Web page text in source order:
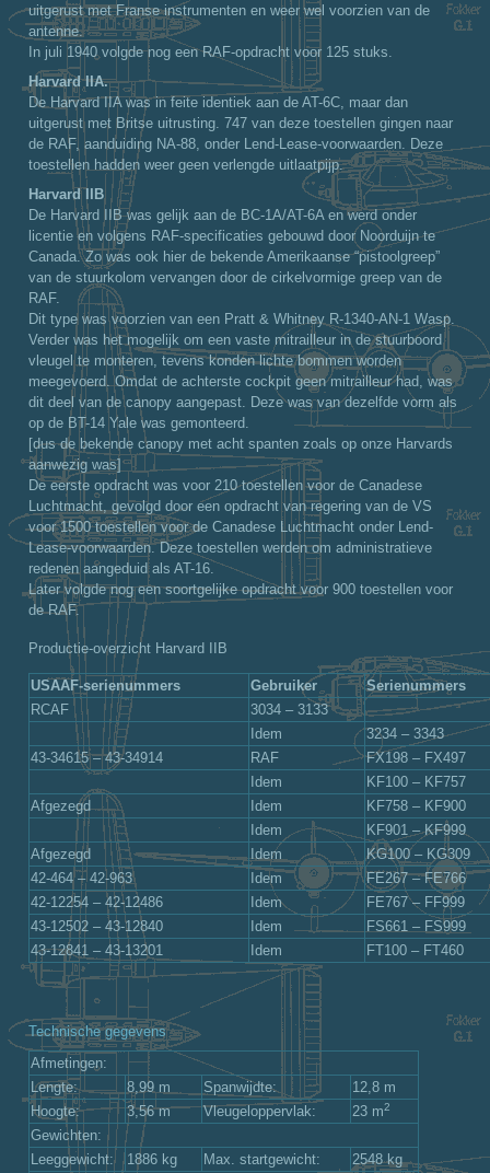
uitgerust met Franse instrumenten en weer wel voorzien van de
antenne.
In juli 1940 volgde nog een RAF-opdracht voor 125 stuks.
Harvard IIA.
De Harvard IIA was in feite identiek aan de AT-6C, maar dan
uitgerust met Britse uitrusting. 747 van deze toestellen gingen naar
de RAF, aanduiding NA-88, onder Lend-Lease-voorwaarden. Deze
toestellen hadden weer geen verlengde uitlaatpijp.
Harvard IIB
De Harvard IIB was gelijk aan de BC-1A/AT-6A en werd onder
licentie en volgens RAF-specificaties gebouwd door Noorduijn te
Canada. Zo was ook hier de bekende Amerikaanse “pistoolgreep”
van de stuurkolom vervangen door de cirkelvormige greep van de
RAF.
Dit type was voorzien van een Pratt & Whitney R-1340-AN-1 Wasp.
Verder was het mogelijk om een vaste mitrailleur in de stuurboord
vleugel te monteren, tevens konden lichte bommen worden
meegevoerd. Omdat de achterste cockpit geen mitrailleur had, was
dit deel van de canopy aangepast. Deze was van dezelfde vorm als
op de BT-14 Yale was gemonteerd.
[dus de bekende canopy met acht spanten zoals op onze Harvards
aanwezig was]
De eerste opdracht was voor 210 toestellen voor de Canadese
Luchtmacht, gevolgd door een opdracht van regering van de VS
voor 1500 toestellen voor de Canadese Luchtmacht onder Lend-
Lease-voorwaarden. Deze toestellen werden om administratieve
redenen aangeduid als AT-16.
Later volgde nog een soortgelijke opdracht voor 900 toestellen voor
de RAF.
Productie-overzicht Harvard IIB
USAAF-serienummers Gebruiker
Serienummers
RCAF
3034 – 3133
Idem
3234 – 3343
43-34615 – 43-34914
RAF
FX198 – FX497
Idem
KF100 – KF757
Afgezegd
Idem
KF758 – KF900
Idem
KF901 – KF999
Afgezegd
Idem
KG100 – KG309
42-464 – 42-963
Idem
FE267 – FE766
42-12254 – 42-12486
Idem
FE767 – FF999
43-12502 – 43-12840
Idem
FS661 – FS999
43-12841 – 43-13201
Idem FT100 – FT460
Technische gegevens
Afmetingen:
Lengte:
8,99 m Spanwijdte:
12,8 m
Hoogte:
3,56 m Vleugeloppervlak: 23 m2
Gewichten:
Leeggewicht:
1886 kg Max. startgewicht: 2548 kg